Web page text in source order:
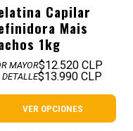
Capilar
Mais
1kg
MAYOR$12.520 CLP
$13.990 CLP
VER OPCIONES